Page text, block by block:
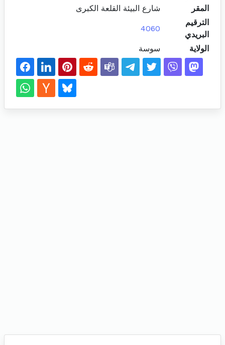
المقر
شارع البيئة القلعة الكبرى
الترقيم
البريدي
4060
الولاية سوسة